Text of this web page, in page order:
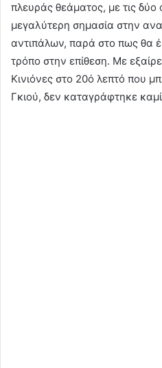
πλευράς θεάματος, με τις δύο
μεγαλύτερη σημασία στην
αντιπάλων, παρά στο πως θα
τρόπο στην επίθεση. Με
Κινιόνες στο 20ό λεπτό που
Γκιού, δεν καταγράφτηκε